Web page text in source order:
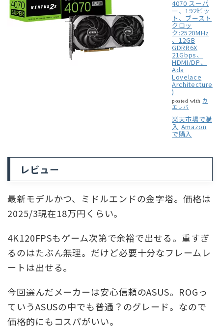
4070 スーパ
ー、192ビッ
ト、ブースト
クロッ
ク:2520MHz
、12GB
GDRR6X
21Gbps、
HDMI/DP、
Ada
Lovelace
Architecture
)
posted with カ
エレバ
楽天市場で購
入 Amazon
で購入
レビュー
最新モデルかつ、ミドルエンドの金字塔。価格は
2025/3現在18万円くらい。
4K120FPSもゲーム次第で余裕で出せる。重すぎ
るのはたぶん無理。だけど必要十分なフレームレ
ートは出せる。
今回選んだメーカーは安心信頼のASUS。ROGっ
ていうASUSの中でも普通？のグレード。なので
価格的にもコスパがいい。